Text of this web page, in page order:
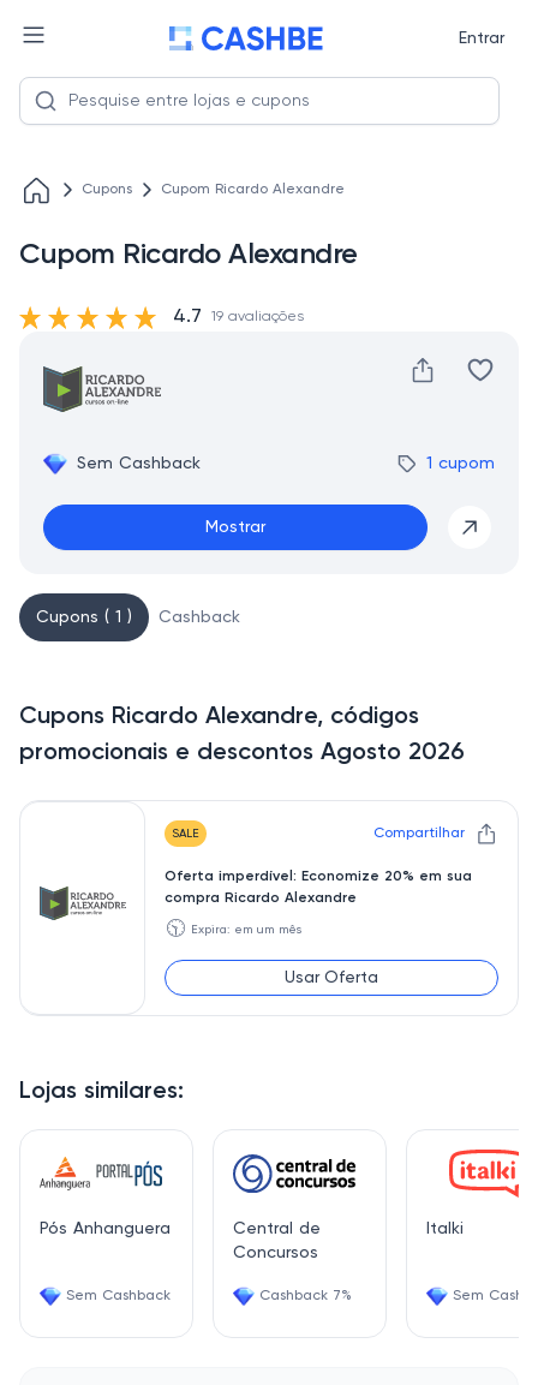
Entrar
Cupons Cupom Ricardo Alexandre
Cupom Ricardo Alexandre
Sem Cashback 1 cupom
Mostrar
4.7 19 avaliações
Lojas similares:
Pós Anhanguera
Sem Cashback
Central de
Concursos
Cashback 7%
Italki
Sem
Cupons ( 1 ) Cashback
Cupons Ricardo Alexandre, códigos
promocionais e descontos Agosto 2026
SALE Compartilhar
Oferta imperdível: Economize 20% em sua
compra Ricardo Alexandre
🕥 Expira: em um mês
Usar Oferta